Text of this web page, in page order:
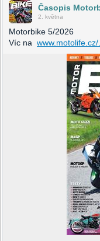
Časopis
2. května
Motorbike 5/2026
Víc na